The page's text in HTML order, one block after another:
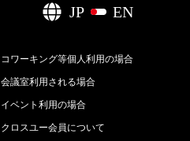
JP EN
コワーキング等個人利用の場合
会議室利用される場合
イベント利用の場合
クロスユー会員について